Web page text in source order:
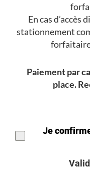
En cas d’accès
stationnement
Paiement par
place.
Je